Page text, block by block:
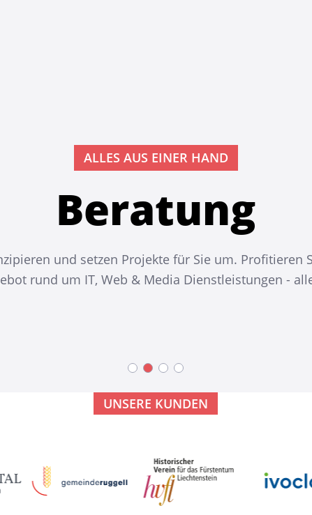
ALLES AUS EINER HAND
Beratung
und setzen Projekte für Sie um. Profitieren
rund um IT, Web & Media Dienstleistungen -
UNSERE KUNDEN